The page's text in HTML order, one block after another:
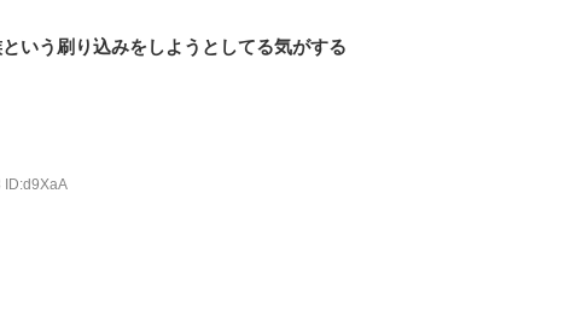
いう刷り込みをしようとしてる気がする
ID:d9XaA